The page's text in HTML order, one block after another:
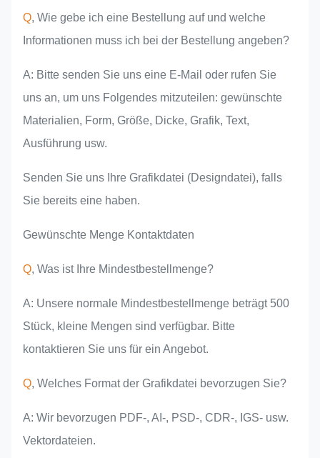
Q, Wie gebe ich eine Bestellung auf und welche
Informationen muss ich bei der Bestellung angeben?
A: Bitte senden Sie uns eine E-Mail oder rufen Sie
uns an, um uns Folgendes mitzuteilen: gewünschte
Materialien, Form, Größe, Dicke, Grafik, Text,
Ausführung usw.
Senden Sie uns Ihre Grafikdatei (Designdatei), falls
Sie bereits eine haben.
Gewünschte Menge Kontaktdaten
Q, Was ist Ihre Mindestbestellmenge?
A: Unsere normale Mindestbestellmenge beträgt 500
Stück, kleine Mengen sind verfügbar. Bitte
kontaktieren Sie uns für ein Angebot.
Q, Welches Format der Grafikdatei bevorzugen Sie?
A: Wir bevorzugen PDF-, AI-, PSD-, CDR-, IGS- usw.
Vektordateien.